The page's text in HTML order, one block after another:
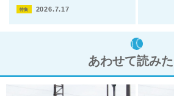
特集 2026.7.17
あわせて読み